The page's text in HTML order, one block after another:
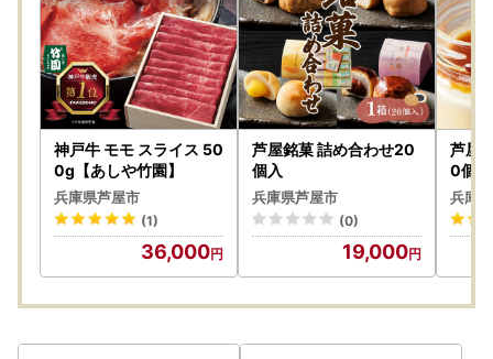
神戸牛 モモ スライス 50
0g【あしや竹園】
兵庫県芦屋市
(1)
36,000
芦屋銘菓 詰め合わせ20
個入
兵庫県芦屋市
(0)
19,000
芦屋
0個入
兵庫